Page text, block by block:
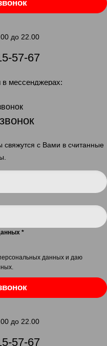
до 22.00
57-67
в мессенджерах:
с Вами в считанные
*
данных и даю
до 22.00
57-67